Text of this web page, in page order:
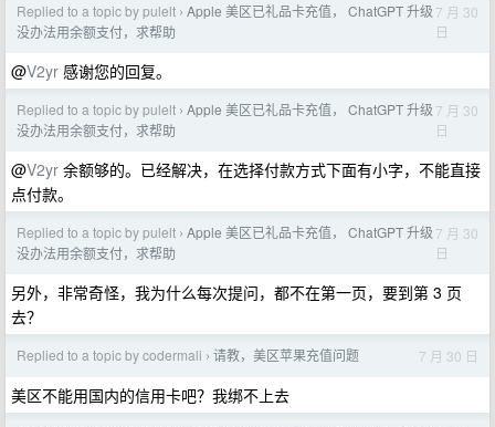
Replied to a topic by pulelt › Apple 美区已礼品卡充值， ChatGPT 升级
没办法用余额支付，求帮助
7 月 30
日
@V2yr 感谢您的回复。
Replied to a topic by pulelt › Apple 美区已礼品卡充值， ChatGPT 升级
没办法用余额支付，求帮助
7 月 30
日
@V2yr 余额够的。已经解决，在选择付款方式下面有小字，不能直接
点付款。
Replied to a topic by pulelt › Apple 美区已礼品卡充值， ChatGPT 升级
没办法用余额支付，求帮助
7 月 30
日
另外，非常奇怪，我为什么每次提问，都不在第一页，要到第 3 页
去？
Replied to a topic by codermali › 请教，美区苹果充值问题 7 月 30 日
美区不能用国内的信用卡吧？我绑不上去